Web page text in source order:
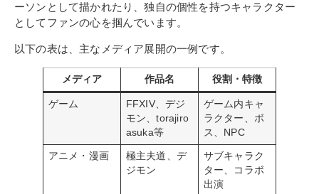
ーソンとして描かれたり、独自の個性を持つキャラクター
としてファンの心を掴んでいます。
以下の表は、主なメディア展開の一例です。
メディア 作品名 役割・特徴
ゲーム
FFXIV、デジ
モン、torajiro
asuka等
ゲーム内キャ
ラクター、ボ
ス、NPC
アニメ・漫画
極主夫道、デ
ジモン
サブキャラク
ター、コラボ
出演